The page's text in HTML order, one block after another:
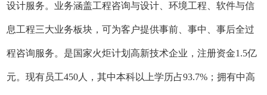
设计服务。业务涵盖工程咨询与设计、环境工程、软件与信
息工程三大业务板块，可为客户提供事前、事中、事后全过
程咨询服务。是国家火炬计划高新技术企业，注册资金1.5亿
元。现有员工450人，其中本科以上学历占93.7%；拥有中高